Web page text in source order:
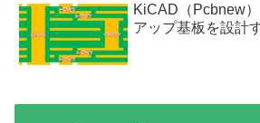
KiCAD（Pcbnew
アップ基板を設計